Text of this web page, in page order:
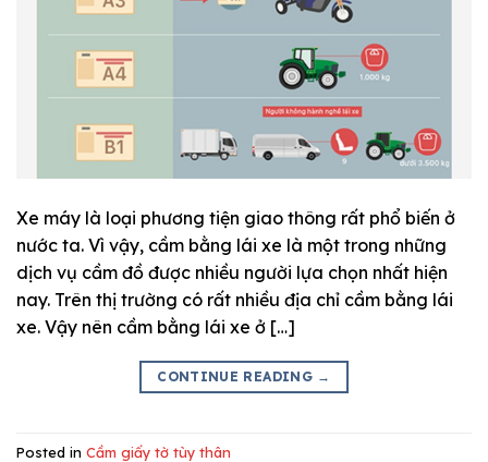
Xe máy là loại phương tiện giao thông rất phổ biến ở
nước ta. Vì vậy, cầm bằng lái xe là một trong những
dịch vụ cầm đồ được nhiều người lựa chọn nhất hiện
nay. Trên thị trường có rất nhiều địa chỉ cầm bằng lái
xe. Vậy nên cầm bằng lái xe ở […]
CONTINUE READING →
Posted in Cầm giấy tờ tùy thân